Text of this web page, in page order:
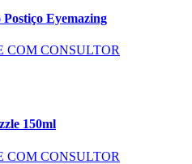
Eyemazing
COM CONSULTOR
150ml
COM CONSULTOR